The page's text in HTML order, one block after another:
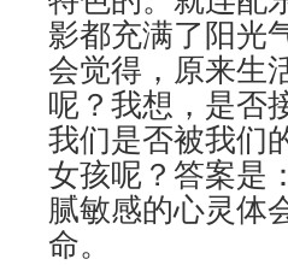
影都充满了阳光
会觉得，原来生
呢？我想，是否
我们是否被我们
女孩呢？答案是
腻敏感的心灵体
命。